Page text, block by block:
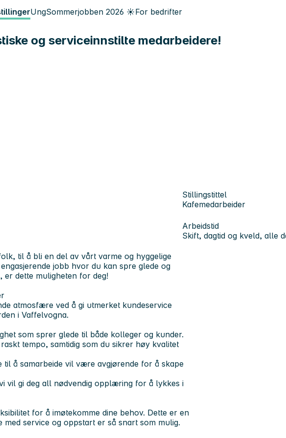
UngSommerjobben 2026 ☀️For bedrifter
og serviceinnstilte medarbeidere!
Stillingstittel
Kafemedarbeider
Arbeidstid
Skift, dagtid og kveld, alle
til å bli en del av vårt varme og hyggelige
jobb hvor du kan spre glede og
er dette muligheten for deg!
atmosfære ved å gi utmerket kundeservice
i Vaffelvogna.
som sprer glede til både kolleger og kunder.
tempo, samtidig som du sikrer høy kvalitet
til å samarbeide vil være avgjørende for å skape
vil gi deg all nødvendig opplæring for å lykkes i
for å imøtekomme dine behov. Dette er en
service og oppstart er så snart som mulig.